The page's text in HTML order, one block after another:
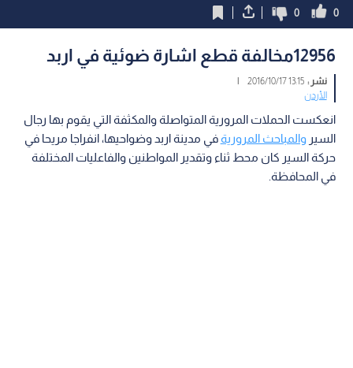
0
0
12956مخالفة قطع اشارة ضوئية في اربد
نشر :13:15 2016/10/17
|
الأردن
انعكست الحملات المرورية المتواصلة والمكثفة التي يقوم بها رجال
السيروالمباحث المروريةفي مدينة اربد وضواحيها، انفراجا مريحا في
حركة السير كان محط ثناء وتقدير المواطنين والفاعليات المختلفة
في المحافظة.